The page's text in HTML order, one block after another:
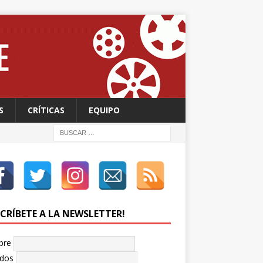
CRÍTICAS EQUIPO
A LA NEWSLETTER!